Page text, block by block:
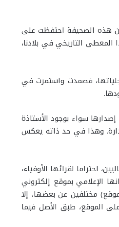
أن هذه الصحيفة احتفظت على
التاريخي في بلادنا،
فصمدت واستمرت في
سواء بوجود الأستاذة
وهذا في حد ذاته يعكس
احتراما لقرائها الأوفياء،
الإعلامي بموقع إلكتروني
مختلفين عن بعضها، إلا
الموقع، طبق الأصل فيما